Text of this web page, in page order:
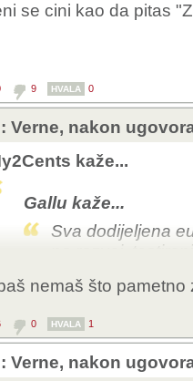
Razvoj i testiranje
I što je s novcem koji
se cini kao da pitas
9 HVALA 0
Verne, nakon
kaže...
Gallu kaže...
Sva dodijeljena
na razvoj,
Jedino što je
čemu i ona kada
nemaš što
0 HVALA 1
Verne, nakon